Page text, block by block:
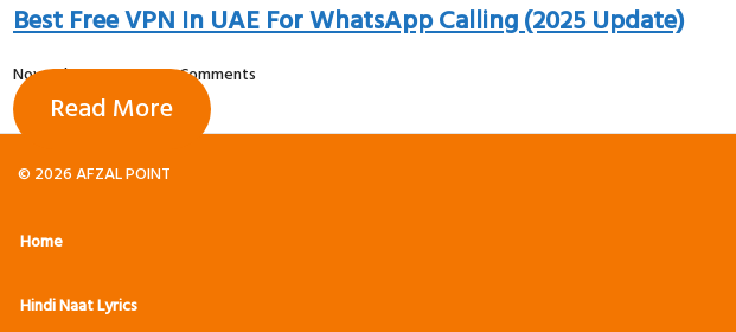
Best Free VPN In UAE For WhatsApp Calling (2025 Update)
November 13, 2025No Comments
Read More
© 2026 AFZAL POINT
Home
Hindi Naat Lyrics